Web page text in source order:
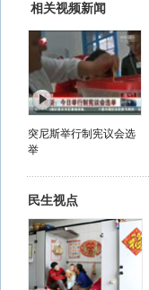
相关视频新闻
突尼斯举行制宪议会选
举
民生视点